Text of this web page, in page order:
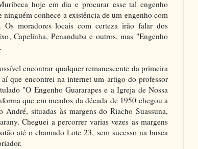
hoje em dia e procurar esse tal engenho
conhece a existência de um engenho com
Os moradores locais com certeza irão falar dos
Capelinha, Penanduba e outros, mas "Engenho
encontrar qualquer remanescente da primeira
que encontrei na internet um artigo do professor
"O Engenho Guararapes e a Igreja de Nossa
que em meados da década de 1950 chegou a
situadas às margens do Riacho Suassuna,
Cheguei a percorrer varias vezes as margens
até o chamado Lote 23, sem sucesso na busca